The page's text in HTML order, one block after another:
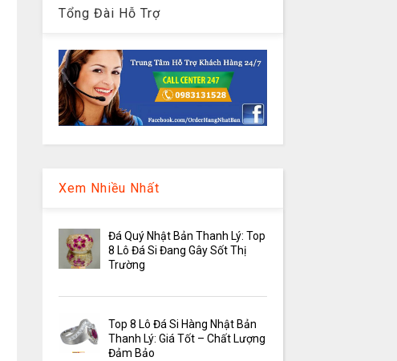
Tổng Đài Hỗ Trợ
Xem Nhiều Nhất
Đá Quý Nhật Bản Thanh Lý: Top
8 Lô Đá Si Đang Gây Sốt Thị
Trường
Top 8 Lô Đá Si Hàng Nhật Bản
Thanh Lý: Giá Tốt – Chất Lượng
Đảm Bảo